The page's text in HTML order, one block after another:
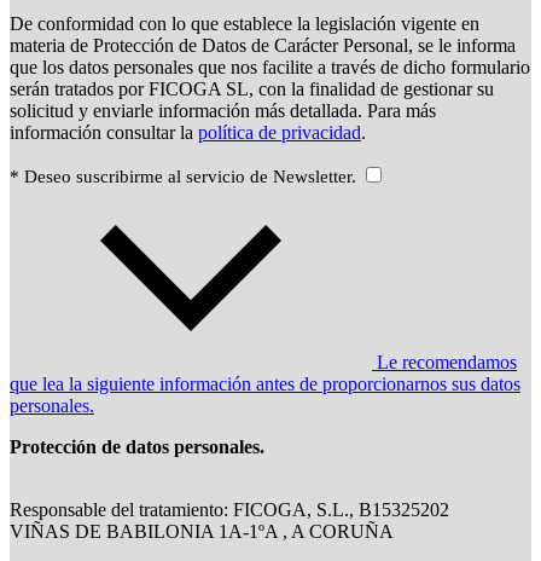
De conformidad con lo que establece la legislación vigente en
materia de Protección de Datos de Carácter Personal, se le informa
que los datos personales que nos facilite a través de dicho formulario
serán tratados por FICOGA SL, con la finalidad de gestionar su
solicitud y enviarle información más detallada. Para más
información consultar la política de privacidad.
* Deseo suscribirme al servicio de Newsletter.
Le recomendamos
que lea la siguiente información antes de proporcionarnos sus datos
personales.
Protección de datos personales.
Responsable del tratamiento: FICOGA, S.L., B15325202
VIÑAS DE BABILONIA 1A-1ºA , A CORUÑA